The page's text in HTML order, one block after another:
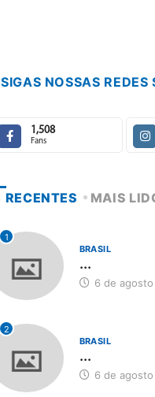
SIGAS NOSSAS REDES
1,508
Fans
RECENTES MAIS
1
BRASIL
...
6 de
2
BRASIL
...
6 de